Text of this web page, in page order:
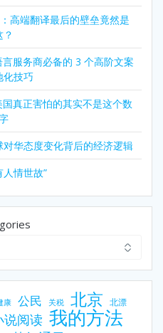
高端翻译最后的壁垒竟然是
？
服务商必备的 3 个高阶文案
化技巧
真正害怕的其实不是这个数
华态度变化背后的经济逻辑
人情世故”
康 公民 关税 北京 北漂
说阅读 我的方法